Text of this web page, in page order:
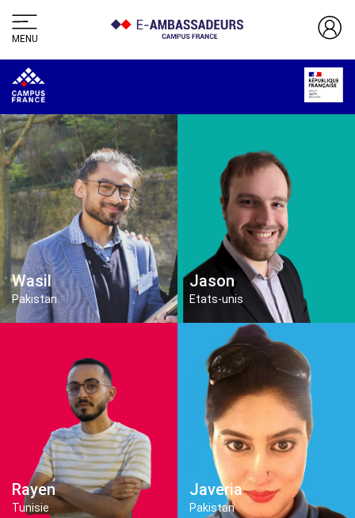
MENU
Wasil
Pakistan
Jason
Etats-unis
Rayen
Tunisie
Javeria
Pakistan